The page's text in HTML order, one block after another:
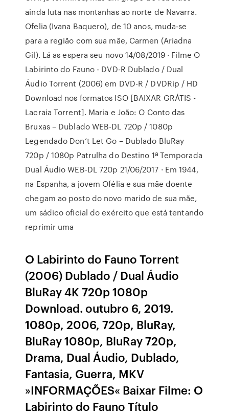
ainda luta nas montanhas ao norte de Navarra.
Ofelia (Ivana Baquero), de 10 anos, muda-se
para a região com sua mãe, Carmen (Ariadna
Gil). Lá as espera seu novo 14/08/2019 · Filme O
Labirinto do Fauno - DVD-R Dublado / Dual
Áudio Torrent (2006) em DVD-R / DVDRip / HD
Download nos formatos ISO [BAIXAR GRÁTIS -
Lacraia Torrent]. Maria e João: O Conto das
Bruxas – Dublado WEB-DL 720p / 1080p
Legendado Don’t Let Go – Dublado BluRay
720p / 1080p Patrulha do Destino 1ª Temporada
Dual Áudio WEB-DL 720p 21/06/2017 · Em 1944,
na Espanha, a jovem Ofélia e sua mãe doente
chegam ao posto do novo marido de sua mãe,
um sádico oficial do exército que está tentando
reprimir uma
O Labirinto do Fauno Torrent
(2006) Dublado / Dual Áudio
BluRay 4K 720p 1080p
Download. outubro 6, 2019.
1080p, 2006, 720p, BluRay,
BluRay 1080p, BluRay 720p,
Drama, Dual Áudio, Dublado,
Fantasia, Guerra, MKV
»INFORMAÇÕES« Baixar Filme: O
Labirinto do Fauno Título